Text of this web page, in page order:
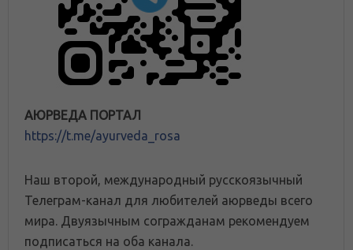
АЮРВЕДА ПОРТАЛ
https://t.me/ayurveda_rosa
Наш второй, международный русскоязычный
Телеграм-канал для любителей аюрведы всего
мира. Двуязычным согражданам рекомендуем
подписаться на оба канала.